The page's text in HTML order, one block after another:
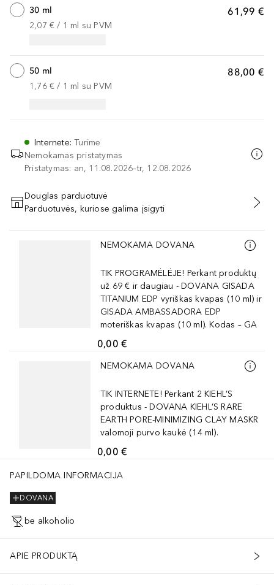
61,99 €
30 ml
2,07 € / 1 ml su PVM
88,00 €
50 ml
1,76 € / 1 ml su PVM
Internete:Turime
Nemokamas pristatymas
Pristatymas: an, 11.08.2026–tr, 12.08.2026
PRIDĖTI Į KREPŠELĮ
Douglas parduotuvė
Parduotuvės, kuriose galima įsigyti
Praleisti slankiklį
NEMOKAMA DOVANA
TIK PROGRAMĖLĖJE! Perkant produktų
už 69 € ir daugiau - DOVANA GISADA
TITANIUM EDP vyriškas kvapas (10 ml) ir
GISADA AMBASSADORA EDP
moteriškas kvapas (10 ml). Kodas – GA
0,00 €
Praleisti slankiklį
NEMOKAMA DOVANA
TIK INTERNETE! Perkant 2 KIEHL’S
produktus - DOVANA KIEHL’S RARE
EARTH PORE-MINIMIZING CLAY MASKR
valomoji purvo kaukė (14 ml).
0,00 €
PAPILDOMA INFORMACIJA
DOVANA
be alkoholio
APIE PRODUKTĄ